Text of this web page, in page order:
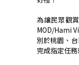
為讓民眾觀
MOD/Hami
別於桃園、
完成指定任